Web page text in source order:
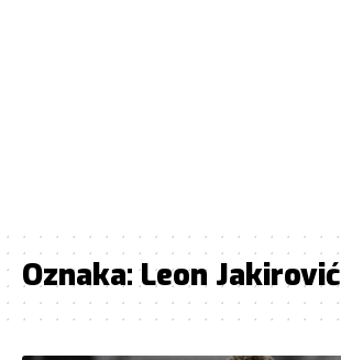
Oznaka:Leon Jakirović